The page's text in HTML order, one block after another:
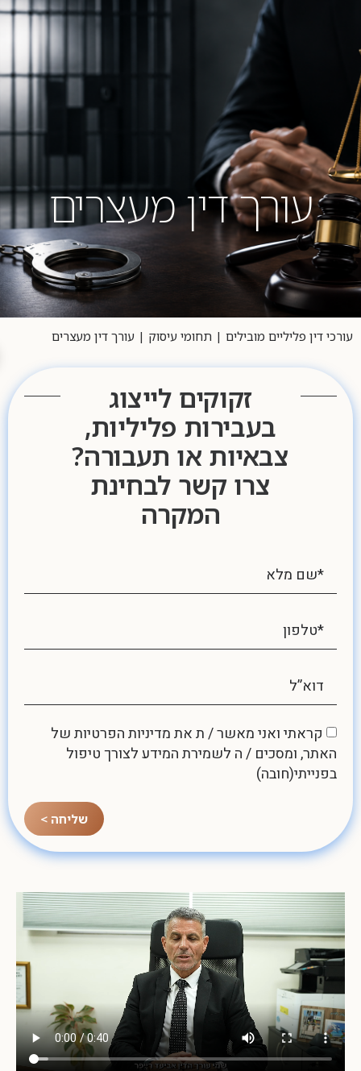
עורך דין מעצרים
דין פליליים מובילים|תחומי עיסוק|עורך דין מעצרים
זקוקים לייצוג
בעבירות פליליות,
צבאיות או תעבורה?
צרו קשר לבחינת
המקרה
קראתי ואני מאשר / ת אתמדיניות הפרטיותשל
האתר, ומסכים / ה לשמירת המידע לצורך טיפול
בפנייתי(חובה)
שליחה >